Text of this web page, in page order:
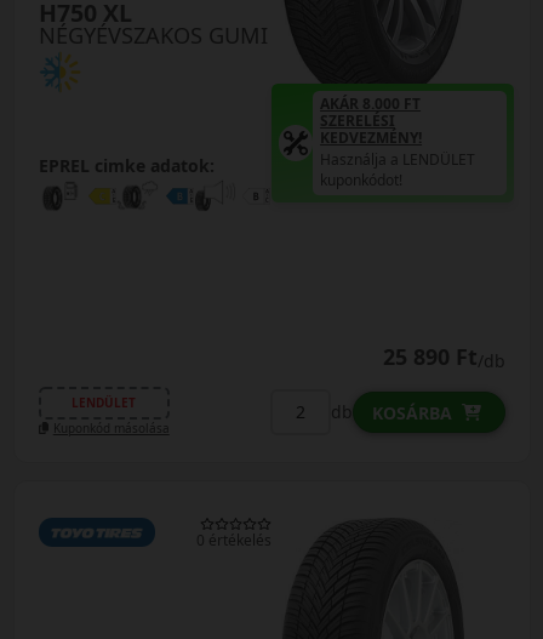
NÉGYÉVSZAKOS GUMI
H750 XL
EPREL cimke adatok:
AKÁR 8.000 FT
SZERELÉSI
KEDVEZMÉNY!
Használja a LENDÜLET
kuponkódot!
25 890 Ft/db
LENDÜLET
Kuponkód másolása
db KOSÁRBA
0 értékelés